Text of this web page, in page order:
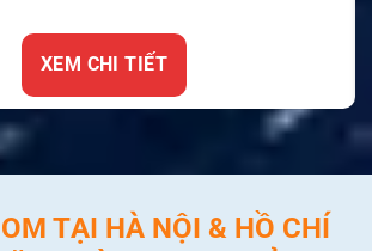
XEM CHI TIẾT
TẠI HÀ NỘI & HỒ CHÍ